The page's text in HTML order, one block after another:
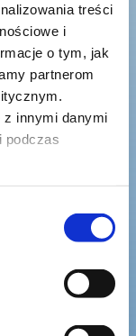
treści
i
o tym, jak
partnerom
z innymi danymi
podczas